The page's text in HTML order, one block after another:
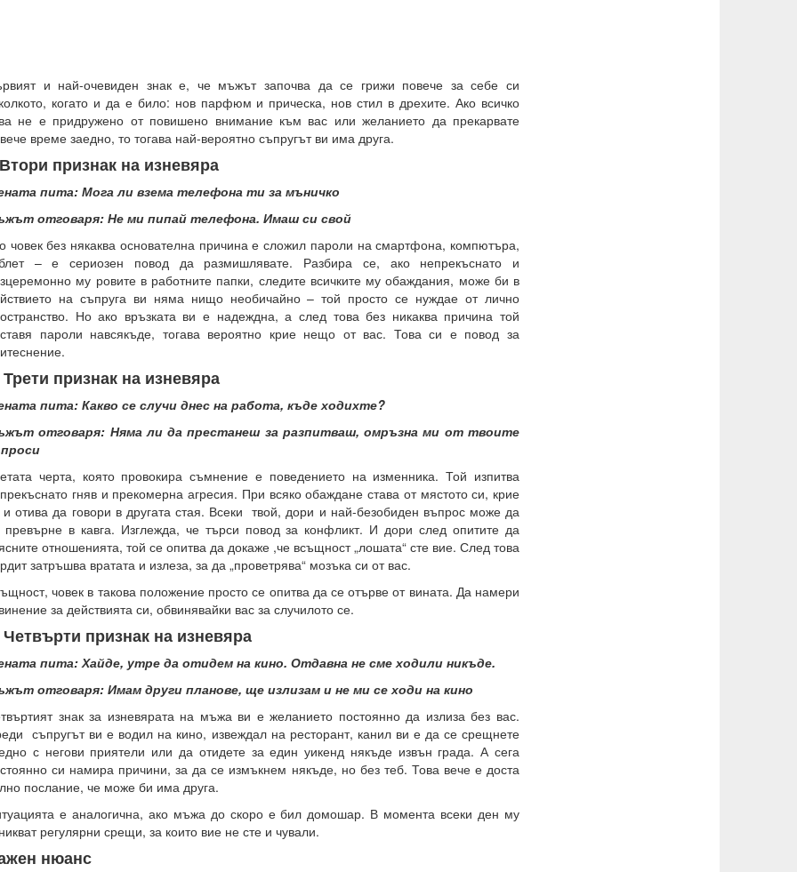
и най-очевиден знак е, че мъжът започва да се грижи повече за себе си
когато и да е било: нов парфюм и прическа, нов стил в дрехите.Ако всичко
не е придружено от повишено внимание към вас или желанието да прекарвате
време заедно, то тогава най-вероятно съпругът ви има друга.
признак на изневяра
пита: Мога ли взема телефона ти за мъничко
отговаря: Не ми пипай телефона. Имаш си свой
човек без някаква основателна причина е сложил пароли на смартфона, компютъра,
– е сериозен повод да размишлявате. Разбира се, ако непрекъснато и
му ровите в работните папки, следите всичките му обаждания, може би в
на съпруга ви няма нищо необичайно – той просто се нуждае от лично
Но ако връзката ви е надеждна, а след това без никаква причина той
пароли навсякъде, тогава вероятно крие нещо от вас. Това си е повод за
признак на изневяра
пита: Какво се случи днес на работа, къде ходихте?
отговаря: Няма ли да престанеш за разпитваш, омръзна ми от твоите
черта, която провокира съмнение е поведението на изменника. Той изпитва
гняв и прекомерна агресия. При всяко обаждане става от мястото си, крие
отива да говори в другата стая. Всеки твой, дори и най-безобиден въпрос може да
превърне в кавга. Изглежда, че търси повод за конфликт. И дори след опитите да
отношенията, той се опитва да докаже ,че всъщност „лошата“ сте вие. След това
затръшва вратата и излеза, за да „проветрява“ мозъка си от вас.
човек в такова положение просто се опитва да се отърве от вината. Да намери
за действията си, обвинявайки вас за случилото се.
Четвърти признак на изневяра
пита: Хайде, утре да отидем на кино. Отдавна не сме ходили никъде.
отговаря: Имам други планове, ще излизам и не ми се ходи на кино
знак за изневярата на мъжа ви е желанието постоянно да излиза без вас.
съпругът ви е водил на кино, извеждал на ресторант, канил ви е да се срещнете
с негови приятели или да отидете за един уикенд някъде извън града. А сега
си намира причини, за да се измъкнем някъде, но без теб. Това вече е доста
послание, че може би има друга.
е аналогична, ако мъжа до скоро е бил домошар. В момента всеки ден му
регулярни срещи, за които вие не сте и чували.
нюанс